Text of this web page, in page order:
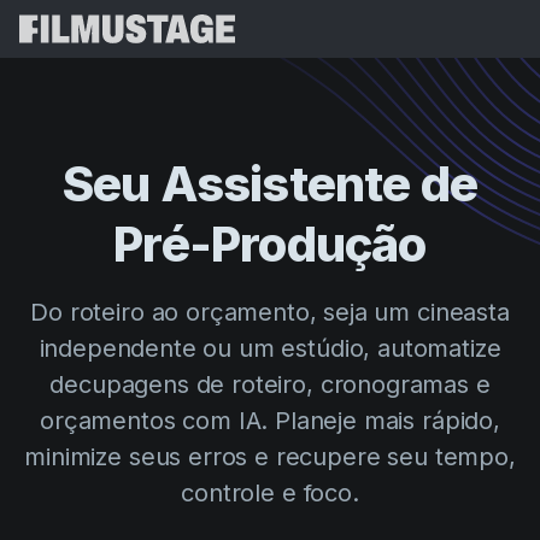
Storyboards & Shot Lists
Shooting Schedules
VFX Breakdown
Script Synopsis
Script Sides
Preços
Budgeting
Cinemagic
Customer Stories
Directing
Histórias de Clientes
Programa de Indicação
Webinars e Eventos
Buscar
Seu Assistentede
Pré-Produção
Do roteiro ao orçamento, seja um cineasta
independente ou um estúdio, automatize
decupagens de roteiro, cronogramas e
orçamentos com IA. Planeje mais rápido,
minimize seus erros e recupere seu tempo,
controle e foco.